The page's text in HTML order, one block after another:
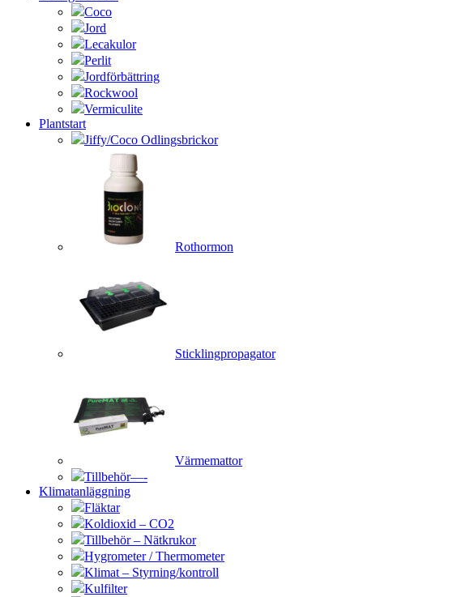
Coco
Jord
Lecakulor
Perlit
Jordförbättring
Rockwool
Vermiculite
Plantstart
Jiffy/Coco Odlingsbrickor
Rothormon
Sticklingpropagator
Värmemattor
Tillbehör—-
Klimatanläggning
Fläktar
Koldioxid – CO2
Tillbehör – Nätkrukor
Hygrometer / Thermometer
Klimat – Styrning/kontroll
Kulfilter